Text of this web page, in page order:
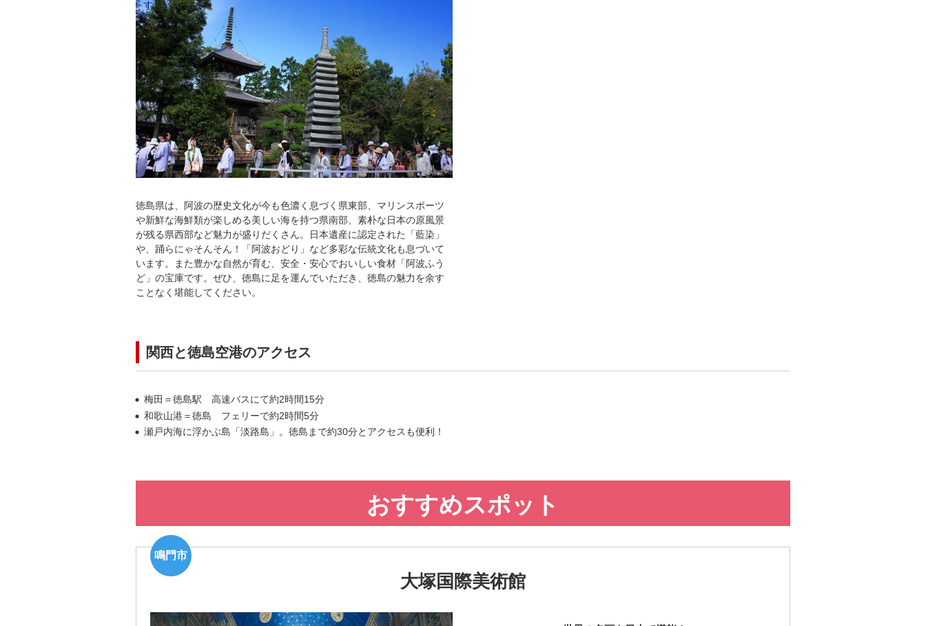
徳島県は、阿波の歴史文化が今も色濃く息づく県東部、マリンスポーツ
や新鮮な海鮮類が楽しめる美しい海を持つ県南部、素朴な日本の原風景
が残る県西部など魅力が盛りだくさん。日本遺産に認定された「藍染」
や、踊らにゃそんそん！「阿波おどり」など多彩な伝統文化も息づいて
います。また豊かな自然が育む、安全・安心でおいしい食材「阿波ふう
ど」の宝庫です。ぜひ、徳島に足を運んでいただき、徳島の魅力を余す
ことなく堪能してください。
関西と徳島空港のアクセス
梅田＝徳島駅 高速バスにて約2時間15分
和歌山港＝徳島 フェリーで約2時間5分
瀬戸内海に浮かぶ島「淡路島」。徳島まで約30分とアクセスも便利！
おすすめスポット
大塚国際美術館
鳴門市